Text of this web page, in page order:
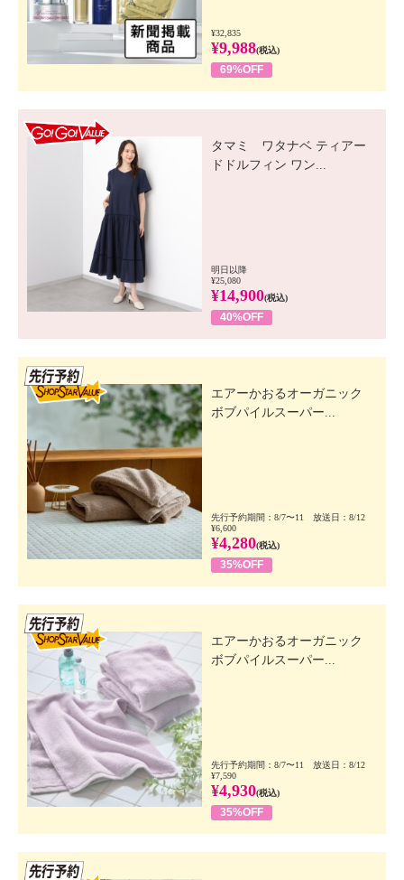
¥32,835
¥9,988(税込)
69%OFF
タマミ ワタナベ ティアー
ドドルフィン ワン...
明日以降
¥25,080
¥14,900(税込)
40%OFF
エアーかおるオーガニック
ボブパイルスーパー...
先行予約期間：8/7〜11 放送日：8/12
¥6,600
¥4,280(税込)
35%OFF
エアーかおるオーガニック
ボブパイルスーパー...
先行予約期間：8/7〜11 放送日：8/12
¥7,590
¥4,930(税込)
35%OFF